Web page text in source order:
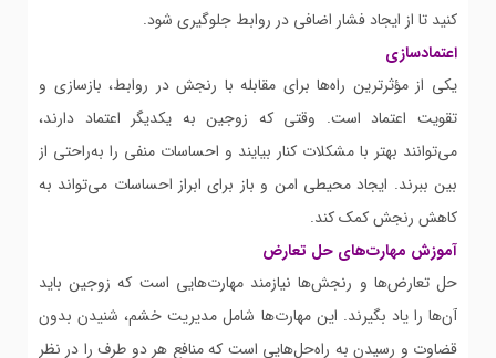
کنید تا از ایجاد فشار اضافی در روابط جلوگیری شود.
اعتمادسازی
یکی از مؤثرترین راه‌ها برای مقابله با رنجش در روابط، بازسازی و
تقویت اعتماد است. وقتی که زوجین به یکدیگر اعتماد دارند،
می‌توانند بهتر با مشکلات کنار بیایند و احساسات منفی را به‌راحتی از
بین ببرند. ایجاد محیطی امن و باز برای ابراز احساسات می‌تواند به
کاهش رنجش کمک کند.
آموزش مهارت‌های حل تعارض
حل تعارض‌ها و رنجش‌ها نیازمند مهارت‌هایی است که زوجین باید
آن‌ها را یاد بگیرند. این مهارت‌ها شامل مدیریت خشم، شنیدن بدون
قضاوت و رسیدن به راه‌حل‌هایی است که منافع هر دو طرف را در نظر